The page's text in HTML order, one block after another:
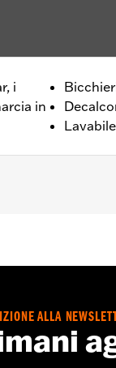
i
in
ALLA